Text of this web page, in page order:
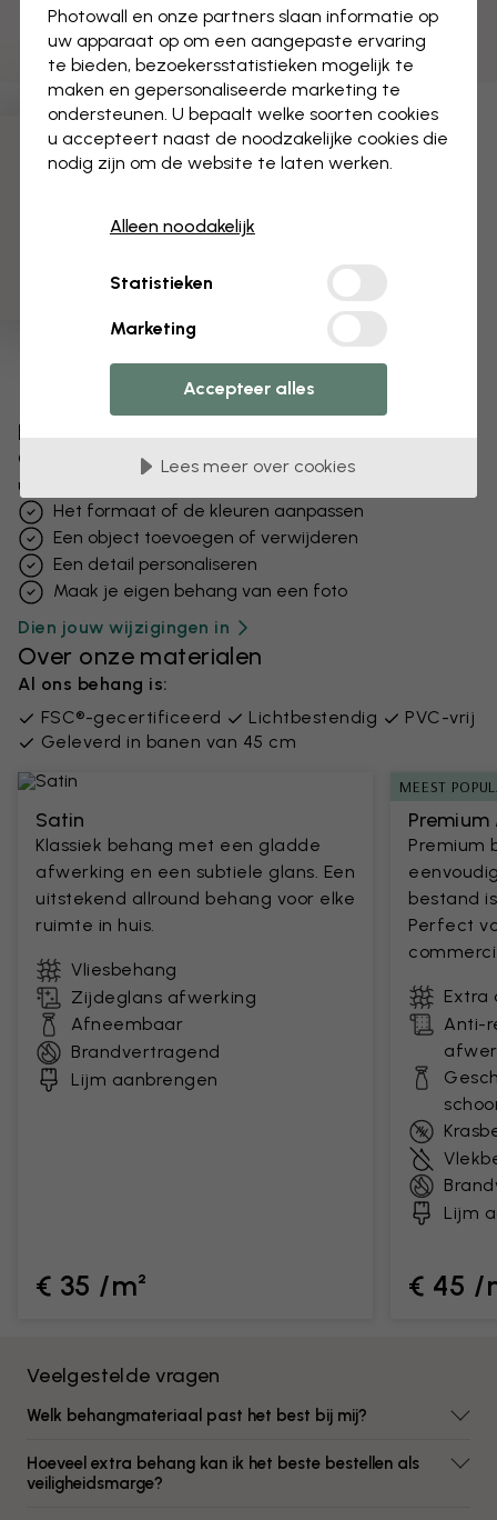
Bewerk uw behang
Ons ontwerpteam kan elk motief aanpassen om het
uniek voor jou te maken.
Het formaat of de kleuren aanpassen
Een object toevoegen of verwijderen
Een detail personaliseren
Maak je eigen behang van een foto
Dien jouw wijzigingen in
Over onze materialen
Al ons behang is:
FSC®-gecertificeerd
Lichtbestendig
PVC-vrij
Geleverd in banen van 45 cm
Satin
Klassiek behang met een gladde
afwerking en een subtiele glans. Een
uitstekend allround behang voor elke
ruimte in huis.
Vliesbehang
Zijdeglans afwerking
Afneembaar
Brandvertragend
Lijm aanbrengen
€ 35 /m²
MEEST
Premium
bestand
Perfect
Extra
Anti-
Lijm
€ 45 /
Veelgestelde vragen
Welk behangmateriaal past het best bij mij?
Hoeveel extra behang kan ik het beste bestellen als
veiligheidsmarge?
Photowall en onze partners slaan informatie op
uw apparaat op om een aangepaste ervaring
te bieden, bezoekersstatistieken mogelijk te
maken en gepersonaliseerde marketing te
ondersteunen. U bepaalt welke soorten cookies
u accepteert naast de noodzakelijke cookies die
nodig zijn om de website te laten werken.
Alleen noodakelijk
Statistieken
Marketing
Accepteer alles
Lees meer over cookies